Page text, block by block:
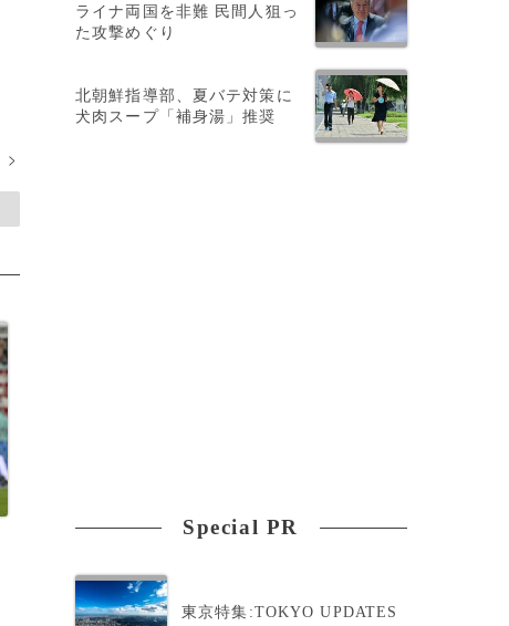
>
ライナ両国を非難 民間人狙っ
た攻撃めぐり
北朝鮮指導部、夏バテ対策に
犬肉スープ「補身湯」推奨
Special PR
東京特集:TOKYO UPDATES